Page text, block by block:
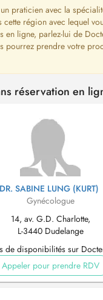
praticien avec la
cette région avec lequel
en ligne, parlez-lui de
pourrez prendre votre
réservation en
DR. SABINE LUNG (KURT)
Gynécologue
14, av. G.D. Charlotte,
L-3440 Dudelange
de disponibilités sur
Appeler pour prendre RDV